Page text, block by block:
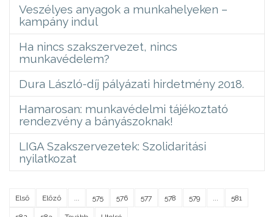
Veszélyes anyagok a munkahelyeken –
kampány indul
Ha nincs szakszervezet, nincs
munkavédelem?
Dura László-díj pályázati hirdetmény 2018.
Hamarosan: munkavédelmi tájékoztató
rendezvény a bányászoknak!
LIGA Szakszervezetek: Szolidaritási
nyilatkozat
Első Előző 575 576 577 578 579 581